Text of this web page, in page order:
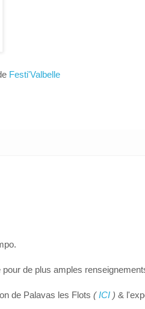
Festi'Valbelle
de plus amples
de Palavas les Flots (ICI ) &